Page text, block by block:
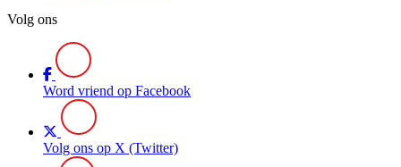
Volg ons
Word vriend op Facebook
Volg ons op X (Twitter)